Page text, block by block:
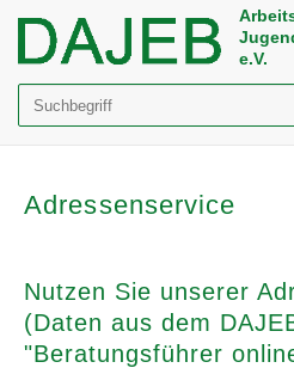
e.V.
Adressenservice
Nutzen Sie unserer
(Daten aus dem
"Beratungsführer